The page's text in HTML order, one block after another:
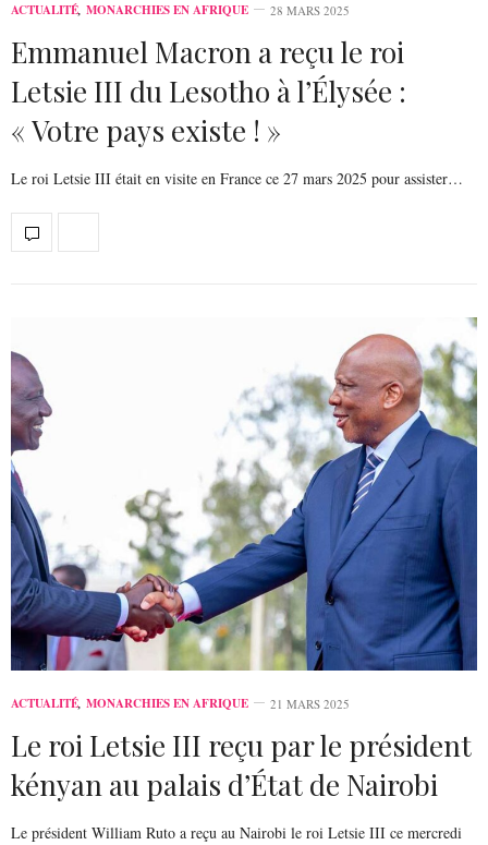
ACTUALITÉ, MONARCHIES EN AFRIQUE 28 MARS 2025
Emmanuel Macron a reçu le roi
Letsie III du Lesotho à l’Élysée :
« Votre pays existe ! »
Le roi Letsie III était en visite en France ce 27 mars 2025 pour assister…
ACTUALITÉ, MONARCHIES EN AFRIQUE 21 MARS 2025
Le roi Letsie III reçu par le président
kényan au palais d’État de Nairobi
Le président William Ruto a reçu au Nairobi le roi Letsie III ce mercredi